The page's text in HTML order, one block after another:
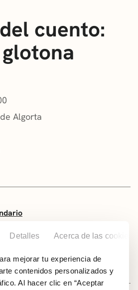
Detalles Acerca de las cookies
mejorar tu experiencia de
contenidos personalizados y
Al hacer clic en “Aceptar
cuento:
Algorta
X